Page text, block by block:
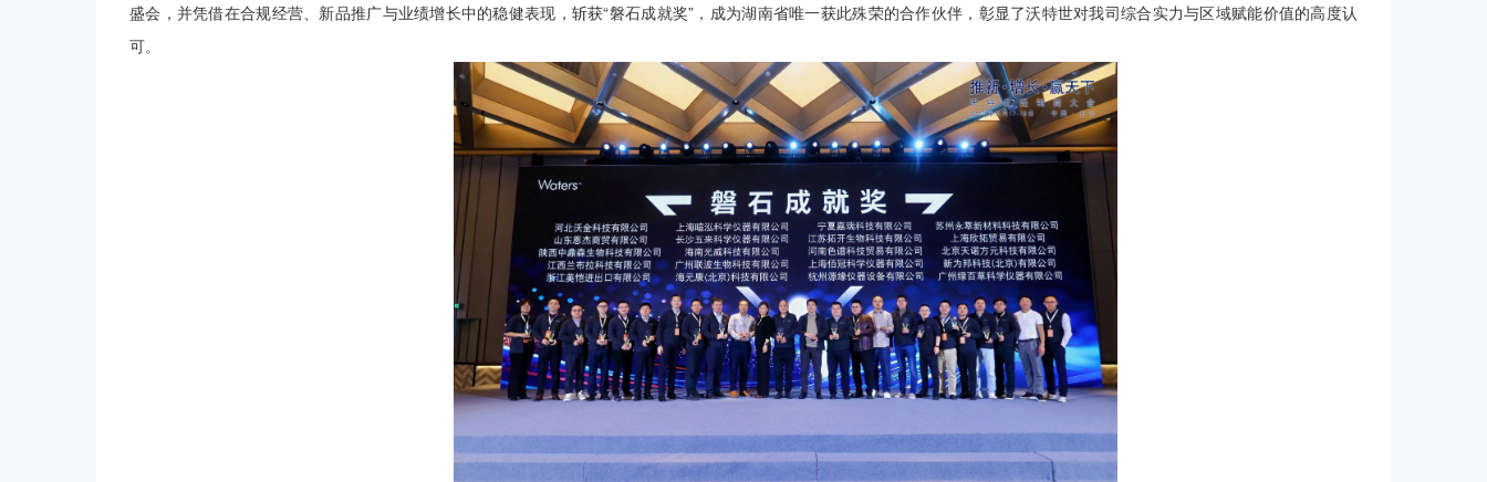
盛会，并凭借在合规经营、新品推广与业绩增长中的稳健表现，斩获“磐石成就奖”，成为湖南省唯一获此殊荣的合作伙伴，彰显了沃特世对我司综合实力与区域赋能价值的高度认
可。